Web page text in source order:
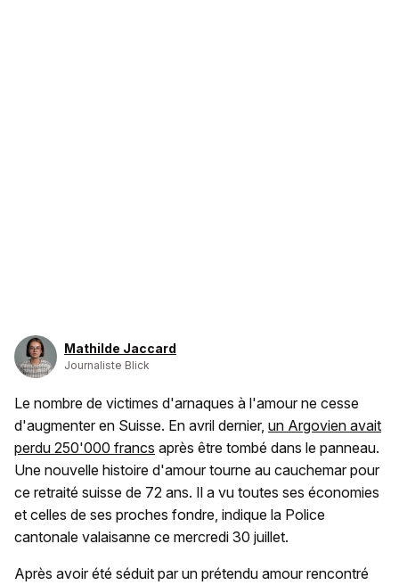
Mathilde Jaccard
Journaliste Blick
Le nombre de victimes d'arnaques à l'amour ne cesse
d'augmenter en Suisse. En avril dernier, un Argovien avait
perdu 250'000 francs après être tombé dans le panneau.
Une nouvelle histoire d'amour tourne au cauchemar pour
ce retraité suisse de 72 ans. Il a vu toutes ses économies
et celles de ses proches fondre, indique la Police
cantonale valaisanne ce mercredi 30 juillet.
Après avoir été séduit par un prétendu amour rencontré